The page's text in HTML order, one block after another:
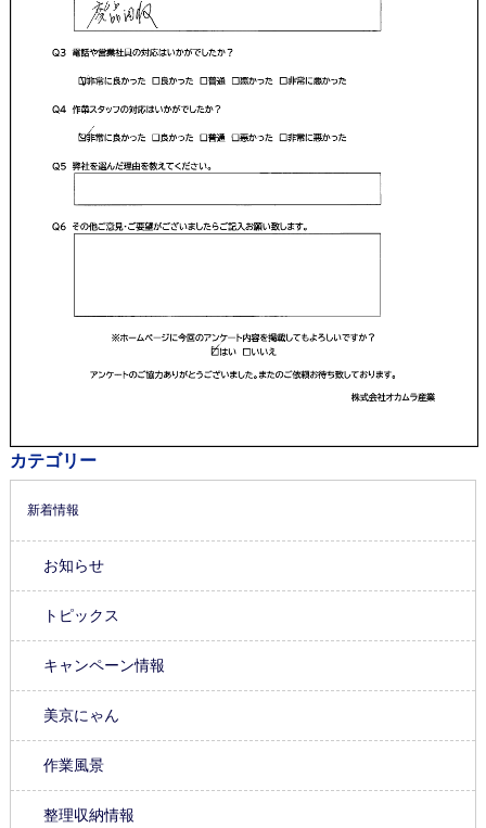
カテゴリー
新着情報
お知らせ
トピックス
キャンペーン情報
美京にゃん
作業風景
整理収納情報